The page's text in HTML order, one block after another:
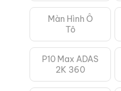
Màn Hình Ô
Tô
P10 Max ADAS
2K 360